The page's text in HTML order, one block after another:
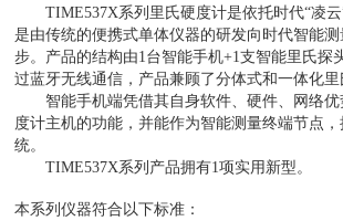
TIME537X系列里氏硬度计是依托时代“凌云
是由传统的便携式单体仪器的研发向时代智能
步。产品的结构由1台智能手机+1支智能里氏探
过蓝牙无线通信，产品兼顾了分体式和一体化里
智能手机端凭借其自身软件、硬件、网络
度计主机的功能，并能作为智能测量终端节点
统。
TIME537X系列产品拥有1项实用新型。
本系列仪器符合以下标准：